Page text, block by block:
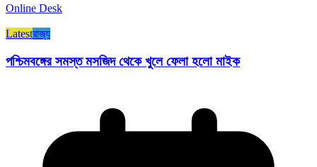
Online Desk
Latestরাজ্য​
পশ্চিমবঙ্গের সমস্ত মসজিদ থেকে খুলে ফেলা হলো মাইক